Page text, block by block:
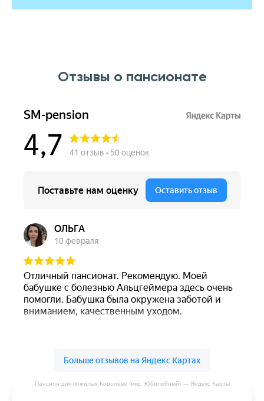
Отзывы о пансионате
Пансион для пожилых Королёве (мкр. Юбилейный) — Яндекс Карты